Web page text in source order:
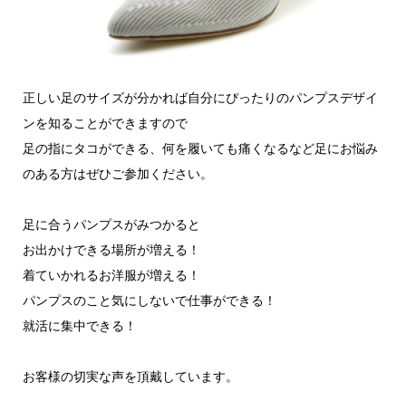
正しい足のサイズが分かれば自分にぴったりのパンプスデザイ
ンを知ることができますので
足の指にタコができる、何を履いても痛くなるなど足にお悩み
のある方はぜひご参加ください。
足に合うパンプスがみつかると
お出かけできる場所が増える！
着ていかれるお洋服が増える！
パンプスのこと気にしないで仕事ができる！
就活に集中できる！
お客様の切実な声を頂戴しています。